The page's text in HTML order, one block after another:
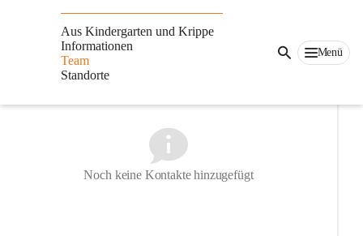
Aus Kindergarten und Krippe
Informationen
Team
Standorte
Menü
Noch keine Kontakte hinzugefügt